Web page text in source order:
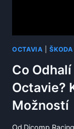
OCTAVIA |
Co
Octavie?
Možností
Od Dicomp Racing